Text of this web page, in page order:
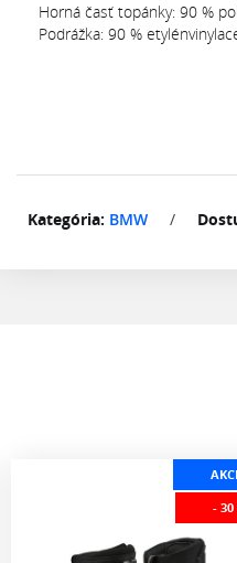
Horná časť topánky: 90 %
Podrážka: 90 %
Kategória: BMW /
- 30